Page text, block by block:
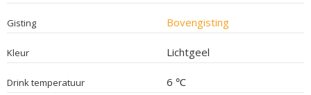
Gisting Bovengisting
Kleur Lichtgeel
Drink temperatuur 6 ℃